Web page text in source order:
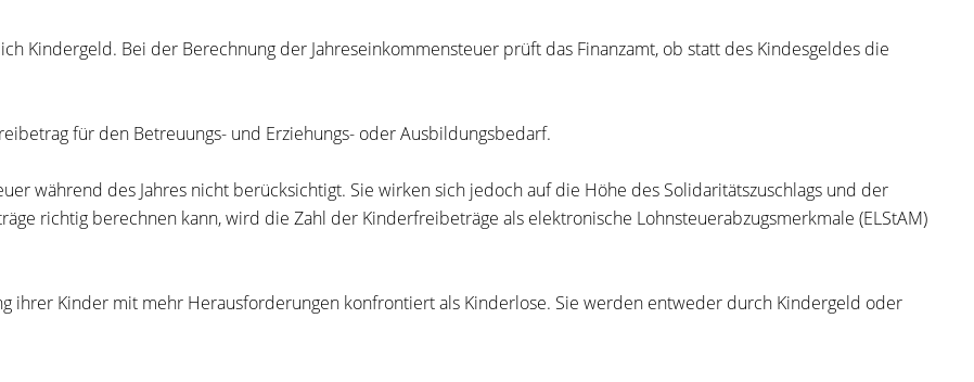
Kindergeld. Bei der Berechnung der Jahreseinkommensteuer prüft das Finanzamt, ob statt des Kindesgeldes die
für den Betreuungs- und Erziehungs- oder Ausbildungsbedarf.
während des Jahres nicht berücksichtigt. Sie wirken sich jedoch auf die Höhe des Solidaritätszuschlags und der
richtig berechnen kann, wird die Zahl der Kinderfreibeträge als elektronische Lohnsteuerabzugsmerkmale (ELStAM)
ihrer Kinder mit mehr Herausforderungen konfrontiert als Kinderlose. Sie werden entweder durch Kindergeld oder